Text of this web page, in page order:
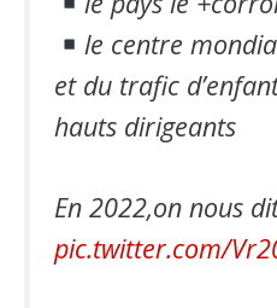
le centre
et du trafic
hauts dirigeants
En 2022,on nous
pic.twitter.com/